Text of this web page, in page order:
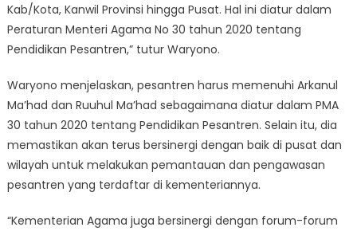
Kab/Kota, Kanwil Provinsi hingga Pusat. Hal ini diatur dalam
Peraturan Menteri Agama No 30 tahun 2020 tentang
Pendidikan Pesantren,” tutur Waryono.
Waryono menjelaskan, pesantren harus memenuhi Arkanul
Ma’had dan Ruuhul Ma’had sebagaimana diatur dalam PMA
30 tahun 2020 tentang Pendidikan Pesantren. Selain itu, dia
memastikan akan terus bersinergi dengan baik di pusat dan
wilayah untuk melakukan pemantauan dan pengawasan
pesantren yang terdaftar di kementeriannya.
“Kementerian Agama juga bersinergi dengan forum-forum